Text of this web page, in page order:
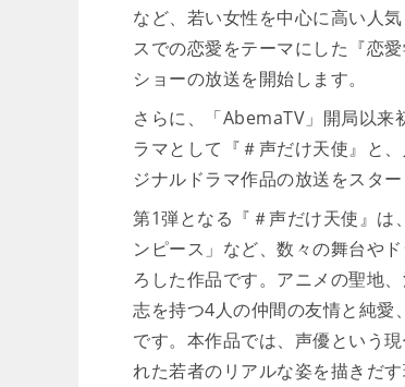
など、若い女性を中心に高い人
スでの恋愛をテーマにした『恋
ショーの放送を開始します。
さらに、「AbemaTV」開局以来
ラマとして『＃声だけ天使』と
ジナルドラマ作品の放送をスター
第1弾となる『＃声だけ天使』は
ンピース」など、数々の舞台や
ろした作品です。アニメの聖地
志を持つ4人の仲間の友情と純愛
です。本作品では、声優という
れた若者のリアルな姿を描きだ